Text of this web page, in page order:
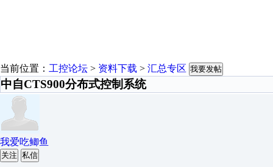
当前位置： 工控论坛 > 资料下载 > 汇总专区 我要发帖
中自CTS900分布式控制系统
我爱吃鲫鱼
关注 私信